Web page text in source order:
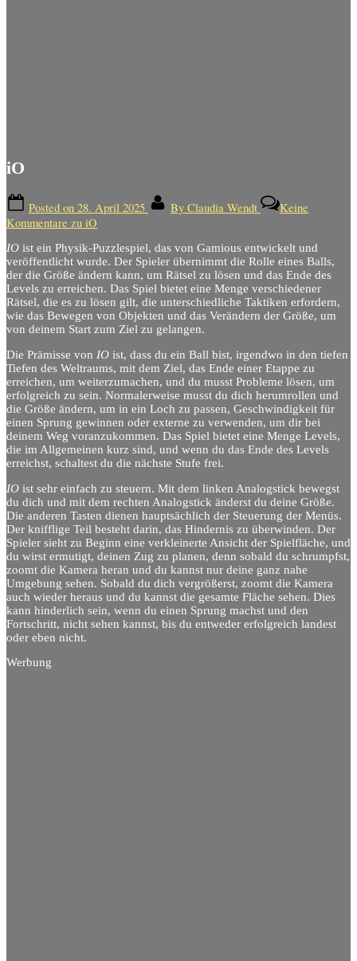
iO
Posted on 28. April 2025 By Claudia Wendt
Keine
Kommentare zu iO
IO ist ein Physik-Puzzlespiel, das von Gamious entwickelt und
veröffentlicht wurde. Der Spieler übernimmt die Rolle eines Balls,
der die Größe ändern kann, um Rätsel zu lösen und das Ende des
Levels zu erreichen. Das Spiel bietet eine Menge verschiedener
Rätsel, die es zu lösen gilt, die unterschiedliche Taktiken erfordern,
wie das Bewegen von Objekten und das Verändern der Größe, um
von deinem Start zum Ziel zu gelangen.
Die Prämisse von IO ist, dass du ein Ball bist, irgendwo in den tiefen
Tiefen des Weltraums, mit dem Ziel, das Ende einer Etappe zu
erreichen, um weiterzumachen, und du musst Probleme lösen, um
erfolgreich zu sein. Normalerweise musst du dich herumrollen und
die Größe ändern, um in ein Loch zu passen, Geschwindigkeit für
einen Sprung gewinnen oder externe zu verwenden, um dir bei
deinem Weg voranzukommen. Das Spiel bietet eine Menge Levels,
die im Allgemeinen kurz sind, und wenn du das Ende des Levels
erreichst, schaltest du die nächste Stufe frei.
IO ist sehr einfach zu steuern. Mit dem linken Analogstick bewegst
du dich und mit dem rechten Analogstick änderst du deine Größe.
Die anderen Tasten dienen hauptsächlich der Steuerung der Menüs.
Der knifflige Teil besteht darin, das Hindernis zu überwinden. Der
Spieler sieht zu Beginn eine verkleinerte Ansicht der Spielfläche, und
du wirst ermutigt, deinen Zug zu planen, denn sobald du schrumpfst,
zoomt die Kamera heran und du kannst nur deine ganz nahe
Umgebung sehen. Sobald du dich vergrößerst, zoomt die Kamera
auch wieder heraus und du kannst die gesamte Fläche sehen. Dies
kann hinderlich sein, wenn du einen Sprung machst und den
Fortschritt, nicht sehen kannst, bis du entweder erfolgreich landest
oder eben nicht.
Werbung